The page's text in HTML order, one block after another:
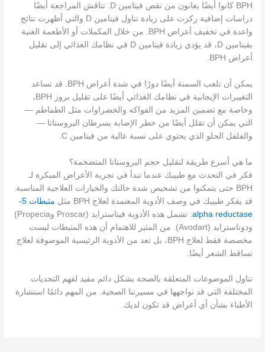
BPH كانوا أيضًا يعانون من نقص فيتامين D. تناقش المراجعة أيضًا
دراسات إضافية ركزت على زيادة تناول فيتامين D والتي أظهرت نتائج
واعدة في تخفيف أعراض BPH. من خلال المكملات أو الأطعمة الغنية
بفيتامين D، قد يؤدي زيادة فيتامين D في نظامك الغذائي إلى تقليل
أعراض BPH.
يمكن أن تلعب السمنة أيضًا دورًا في شدة أعراض BPH. قد تساعد
التغييرات الإيجابية في نظامك الغذائي أيضًا على تقليل بروز BPH،
وخاصة مع تضمين المزيد من الفواكه والخضراوات مثل الطماطم —
التي يمكن أن تقلل أيضًا من خطر الإصابة بسرطان البروستاتا —
والفلفل الحلو الذي يحتوي على نسبة عالية من فيتامين C.
ما هي أسرع طريقة لتقليل حجم البروستاتا المتضخمة؟
فكر في التحدث مع طبيبك عندما تبدأ في تجربة الأعراض المبكرة لـ
BPH حتى يتمكنوا من تشخيص شدة حالتك والخيارات العلاجية المناسبة.
قد يفكر طبيبك في وصف الأدوية المعتمدة لعلاج BPH مثل
مثبطات 5-
alpha reductase
. تشمل هذه الأدوية فيناسترايد (Proscar وPropecia)
ودوتاسترايد (Avodart). من المثير للاهتمام أن هذه المثبطات ليست
مخصصة فقط لعلاج BPH، بل تعد من الأدوية الرئيسية الموصوفة لعلاج
تساقط الشعر أيضًا.
تناول الموضوعات المتعلقة بالصحة بشكل دائم مفيد لفهم التحديات
المختلفة التي قد نواجهها في مسيرتنا الصحية. من المهم دائمًا استشارة
الأطباء بشأن أي أعراض قد تكون لديك.